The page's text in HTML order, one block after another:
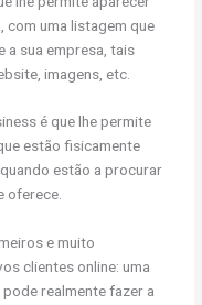
com uma listagem que
a sua empresa, tais
imagens, etc.
é que lhe permite
estão fisicamente
estão a procurar
oferece.
e muito
clientes online: uma
realmente fazer a